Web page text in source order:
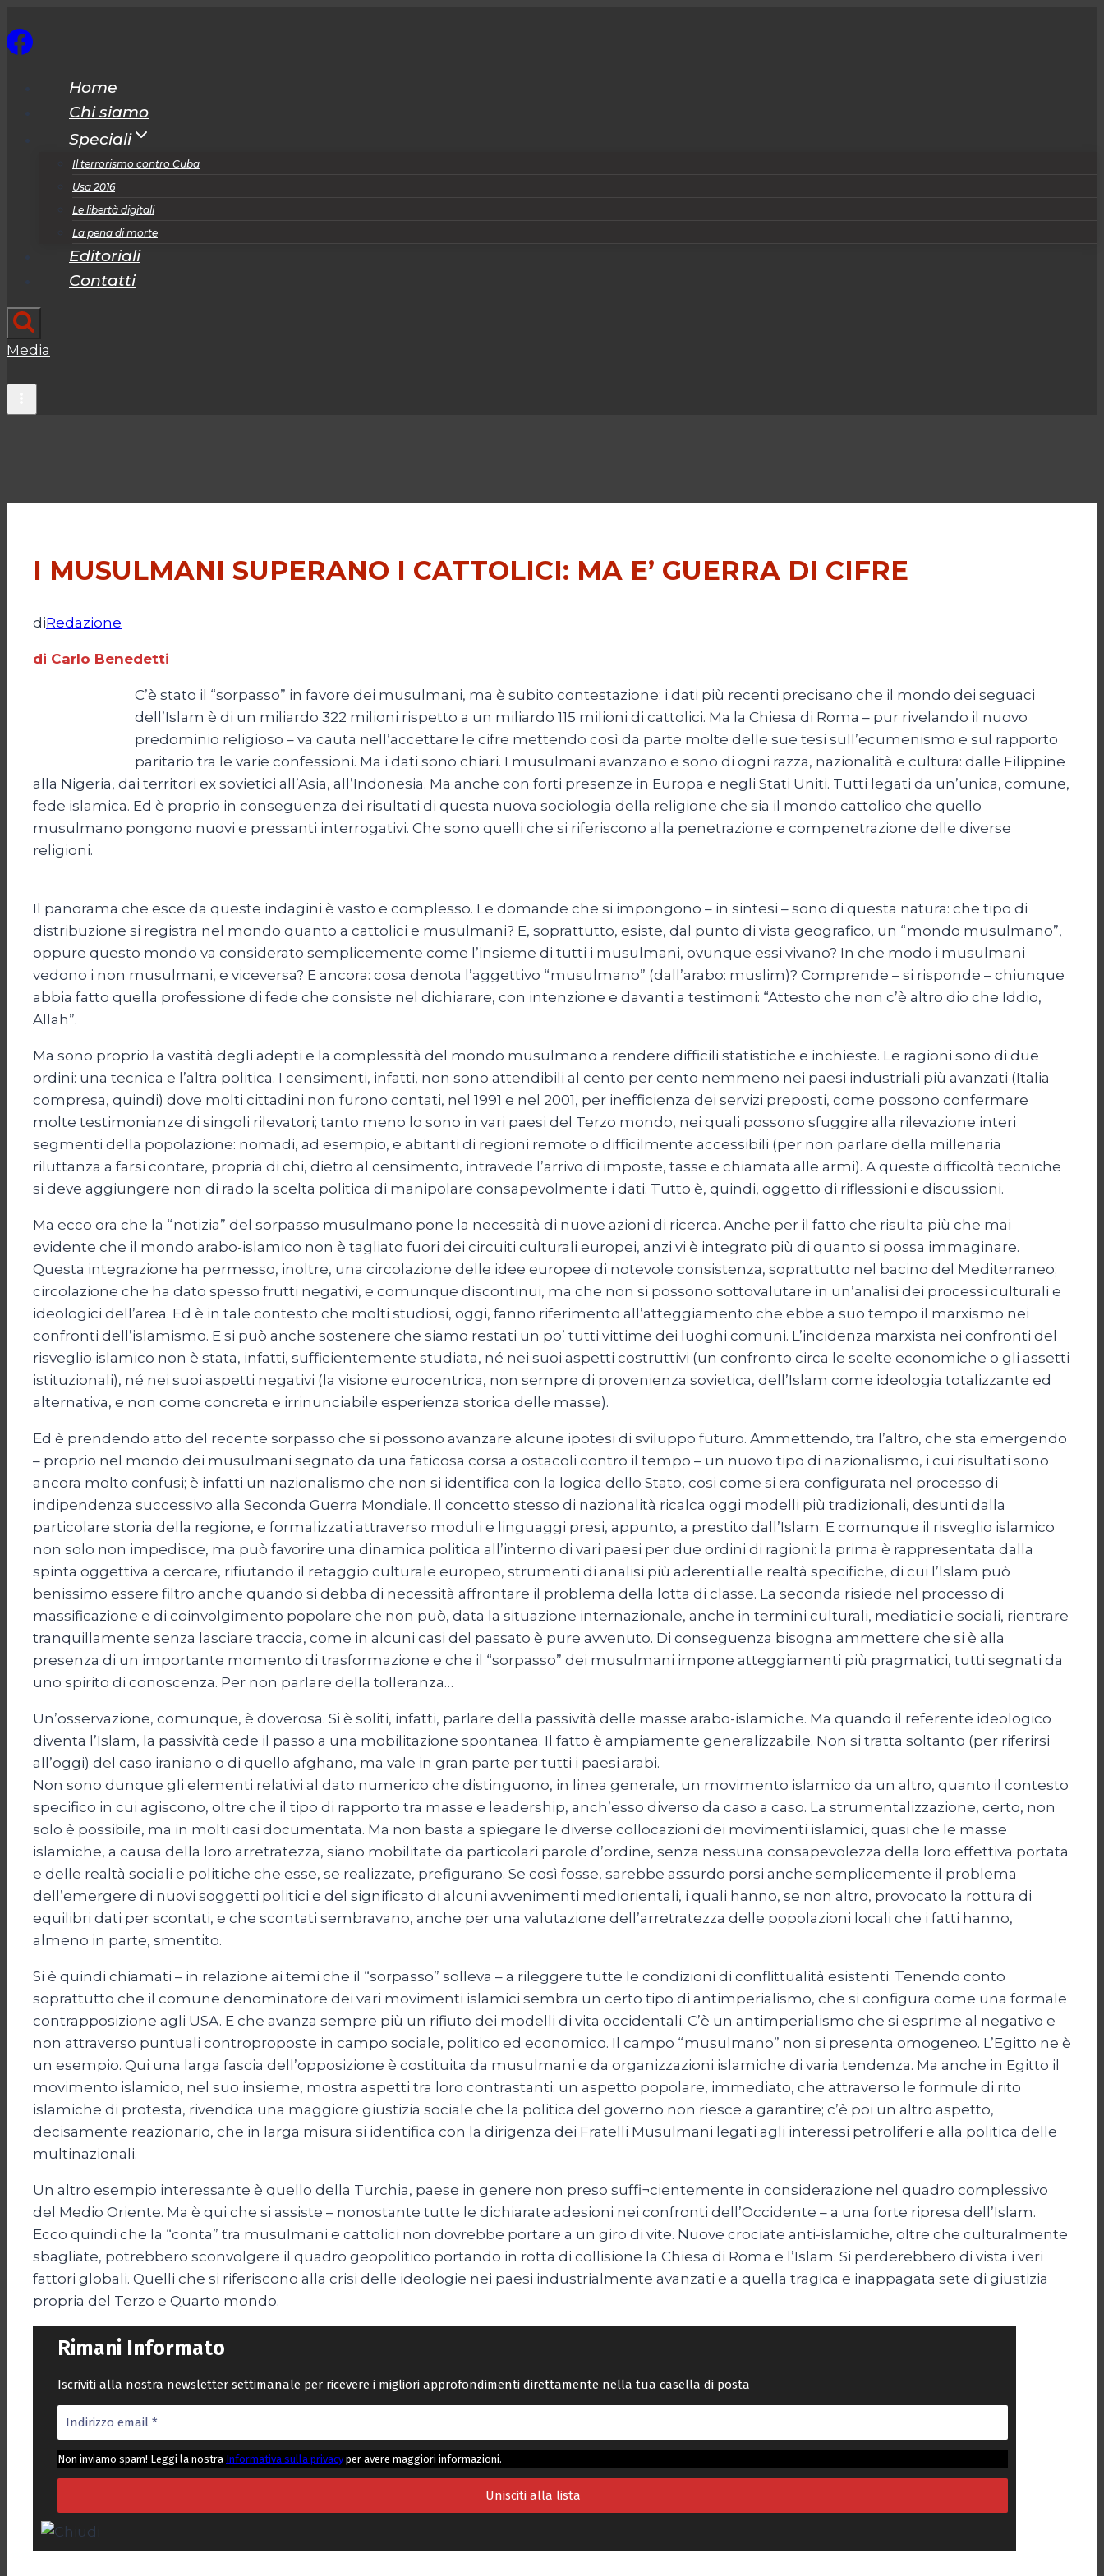
al
Home
Chi siamo
Speciali
Il terrorismo contro Cuba
Usa 2016
Le libertà digitali
La pena di morte
Editoriali
Contatti
Media
I MUSULMANI SUPERANO I CATTOLICI: MA E’ GUERRA DI CIFRE
diRedazione
di Carlo Benedetti
C’è stato il “sorpasso” in favore dei musulmani, ma è subito contestazione: i dati più recenti precisano che il mondo dei seguaci
dell’Islam è di un miliardo 322 milioni rispetto a un miliardo 115 milioni di cattolici. Ma la Chiesa di Roma – pur rivelando il nuovo
predominio religioso – va cauta nell’accettare le cifre mettendo così da parte molte delle sue tesi sull’ecumenismo e sul rapporto
paritario tra le varie confessioni. Ma i dati sono chiari. I musulmani avanzano e sono di ogni razza, nazionalità e cultura: dalle Filippine
alla Nigeria, dai territori ex sovietici all’Asia, all’Indonesia. Ma anche con forti presenze in Europa e negli Stati Uniti. Tutti legati da un’unica, comune,
fede islamica. Ed è proprio in conseguenza dei risultati di questa nuova sociologia della religione che sia il mondo cattolico che quello
musulmano pongono nuovi e pressanti interrogativi. Che sono quelli che si riferiscono alla penetrazione e compenetrazione delle diverse
religioni.
Il panorama che esce da queste indagini è vasto e complesso. Le domande che si impongono – in sintesi – sono di questa natura: che tipo di
distribuzione si registra nel mondo quanto a cattolici e musulmani? E, soprattutto, esiste, dal punto di vista geografico, un “mondo musulmano”,
oppure questo mondo va considerato semplicemente come l’insieme di tutti i musulmani, ovunque essi vivano? In che modo i musulmani
vedono i non musulmani, e viceversa? E ancora: cosa denota l’aggettivo “musulmano” (dall’arabo: muslim)? Comprende – si risponde – chiunque
abbia fatto quella professione di fede che consiste nel dichiarare, con intenzione e davanti a testimoni: “Attesto che non c’è altro dio che Iddio,
Allah”.
Ma sono proprio la vastità degli adepti e la complessità del mondo musulmano a rendere difficili statistiche e inchieste. Le ragioni sono di due
ordini: una tecnica e l’altra politica. I censimenti, infatti, non sono attendibili al cento per cento nemmeno nei paesi industriali più avanzati (Italia
compresa, quindi) dove molti cittadini non furono contati, nel 1991 e nel 2001, per inefficienza dei servizi preposti, come possono confermare
molte testimonianze di singoli rilevatori; tanto meno lo sono in vari paesi del Terzo mondo, nei quali possono sfuggire alla rilevazione interi
segmenti della popolazione: nomadi, ad esempio, e abitanti di regioni remote o difficilmente accessibili (per non parlare della millenaria
riluttanza a farsi contare, propria di chi, dietro al censimento, intravede l’arrivo di imposte, tasse e chiamata alle armi). A queste difficoltà tecniche
si deve aggiungere non di rado la scelta politica di manipolare consapevolmente i dati. Tutto è, quindi, oggetto di riflessioni e discussioni.
Ma ecco ora che la “notizia” del sorpasso musulmano pone la necessità di nuove azioni di ricerca. Anche per il fatto che risulta più che mai
evidente che il mondo arabo-islamico non è tagliato fuori dei circuiti culturali europei, anzi vi è integrato più di quanto si possa immaginare.
Questa integrazione ha permesso, inoltre, una circolazione delle idee europee di notevole consistenza, soprattutto nel bacino del Mediterraneo;
circolazione che ha dato spesso frutti negativi, e comunque discontinui, ma che non si possono sottovalutare in un’analisi dei processi culturali e
ideologici dell’area. Ed è in tale contesto che molti studiosi, oggi, fanno riferimento all’atteggiamento che ebbe a suo tempo il marxismo nei
confronti dell’islamismo. E si può anche sostenere che siamo restati un po’ tutti vittime dei luoghi comuni. L’incidenza marxista nei confronti del
risveglio islamico non è stata, infatti, sufficientemente studiata, né nei suoi aspetti costruttivi (un confronto circa le scelte economiche o gli assetti
istituzionali), né nei suoi aspetti negativi (la visione eurocentrica, non sempre di provenienza sovietica, dell’Islam come ideologia totalizzante ed
alternativa, e non come concreta e irrinunciabile esperienza storica delle masse).
Ed è prendendo atto del recente sorpasso che si possono avanzare alcune ipotesi di sviluppo futuro. Ammettendo, tra l’altro, che sta emergendo
– proprio nel mondo dei musulmani segnato da una faticosa corsa a ostacoli contro il tempo – un nuovo tipo di nazionalismo, i cui risultati sono
ancora molto confusi; è infatti un nazionalismo che non si identifica con la logica dello Stato, cosi come si era configurata nel processo di
indipendenza successivo alla Seconda Guerra Mondiale. Il concetto stesso di nazionalità ricalca oggi modelli più tradizionali, desunti dalla
particolare storia della regione, e formalizzati attraverso moduli e linguaggi presi, appunto, a prestito dall’Islam. E comunque il risveglio islamico
non solo non impedisce, ma può favorire una dinamica politica all’interno di vari paesi per due ordini di ragioni: la prima è rappresentata dalla
spinta oggettiva a cercare, rifiutando il retaggio culturale europeo, strumenti di analisi più aderenti alle realtà specifiche, di cui l’Islam può
benissimo essere filtro anche quando si debba di necessità affrontare il problema della lotta di classe. La seconda risiede nel processo di
massificazione e di coinvolgimento popolare che non può, data la situazione internazionale, anche in termini culturali, mediatici e sociali, rientrare
tranquillamente senza lasciare traccia, come in alcuni casi del passato è pure avvenuto. Di conseguenza bisogna ammettere che si è alla
presenza di un importante momento di trasformazione e che il “sorpasso” dei musulmani impone atteggiamenti più pragmatici, tutti segnati da
uno spirito di conoscenza. Per non parlare della tolleranza…
Un’osservazione, comunque, è doverosa. Si è soliti, infatti, parlare della passività delle masse arabo-islamiche. Ma quando il referente ideologico
diventa l’Islam, la passività cede il passo a una mobilitazione spontanea. Il fatto è ampiamente generalizzabile. Non si tratta soltanto (per riferirsi
all’oggi) del caso iraniano o di quello afghano, ma vale in gran parte per tutti i paesi arabi.
Non sono dunque gli elementi relativi al dato numerico che distinguono, in linea generale, un movimento islamico da un altro, quanto il contesto
specifico in cui agiscono, oltre che il tipo di rapporto tra masse e leadership, anch’esso diverso da caso a caso. La strumentalizzazione, certo, non
solo è possibile, ma in molti casi documentata. Ma non basta a spiegare le diverse collocazioni dei movimenti islamici, quasi che le masse
islamiche, a causa della loro arretratezza, siano mobilitate da particolari parole d’ordine, senza nessuna consapevolezza della loro effettiva portata
e delle realtà sociali e politiche che esse, se realizzate, prefigurano. Se così fosse, sarebbe assurdo porsi anche semplicemente il problema
dell’emergere di nuovi soggetti politici e del significato di alcuni avvenimenti mediorientali, i quali hanno, se non altro, provocato la rottura di
equilibri dati per scontati, e che scontati sembravano, anche per una valutazione dell’arretratezza delle popolazioni locali che i fatti hanno,
almeno in parte, smentito.
Si è quindi chiamati – in relazione ai temi che il “sorpasso” solleva – a rileggere tutte le condizioni di conflittualità esistenti. Tenendo conto
soprattutto che il comune denominatore dei vari movimenti islamici sembra un certo tipo di antimperialismo, che si configura come una formale
contrapposizione agli USA. E che avanza sempre più un rifiuto dei modelli di vita occidentali. C’è un antimperialismo che si esprime al negativo e
non attraverso puntuali controproposte in campo sociale, politico ed economico. Il campo “musulmano” non si presenta omogeneo. L’Egitto ne è
un esempio. Qui una larga fascia dell’opposizione è costituita da musulmani e da organizzazioni islamiche di varia tendenza. Ma anche in Egitto il
movimento islamico, nel suo insieme, mostra aspetti tra loro contrastanti: un aspetto popolare, immediato, che attraverso le formule di rito
islamiche di protesta, rivendica una maggiore giustizia sociale che la politica del governo non riesce a garantire; c’è poi un altro aspetto,
decisamente reazionario, che in larga misura si identifica con la dirigenza dei Fratelli Musulmani legati agli interessi petroliferi e alla politica delle
multinazionali.
Un altro esempio interessante è quello della Turchia, paese in genere non preso suffi¬cientemente in considerazione nel quadro complessivo
del Medio Oriente. Ma è qui che si assiste – nonostante tutte le dichiarate adesioni nei confronti dell’Occidente – a una forte ripresa dell’Islam.
Ecco quindi che la “conta” tra musulmani e cattolici non dovrebbe portare a un giro di vite. Nuove crociate anti-islamiche, oltre che culturalmente
sbagliate, potrebbero sconvolgere il quadro geopolitico portando in rotta di collisione la Chiesa di Roma e l’Islam. Si perderebbero di vista i veri
fattori globali. Quelli che si riferiscono alla crisi delle ideologie nei paesi industrialmente avanzati e a quella tragica e inappagata sete di giustizia
propria del Terzo e Quarto mondo.
Rimani Informato
Iscriviti alla nostra newsletter settimanale per ricevere i migliori approfondimenti direttamente nella tua casella di posta
Non inviamo spam! Leggi la nostra Informativa sulla privacyper avere maggiori informazioni.